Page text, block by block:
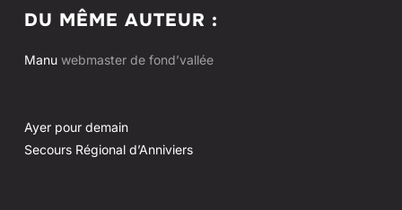
DU MÊME AUTEUR :
Manuwebmaster de fond’vallée
Ayer pour demain
Secours Régional d’Anniviers